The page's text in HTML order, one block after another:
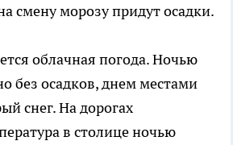
смену морозу придут осадки.
облачная погода. Ночью
без осадков, днем местами
снег. На дорогах
в столице ночью